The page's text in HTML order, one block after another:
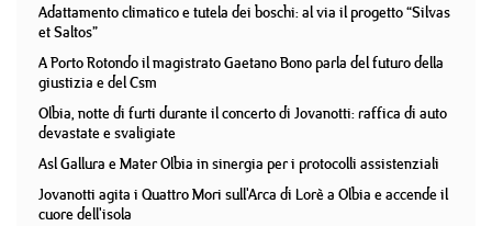
Adattamento climatico e tutela dei boschi: al via il progetto “Silvas
et Saltos”
A Porto Rotondo il magistrato Gaetano Bono parla del futuro della
giustizia e del Csm
Olbia, notte di furti durante il concerto di Jovanotti: raffica di auto
devastate e svaligiate
Asl Gallura e Mater Olbia in sinergia per i protocolli assistenziali
Jovanotti agita i Quattro Mori sull'Arca di Lorè a Olbia e accende il
cuore dell'isola